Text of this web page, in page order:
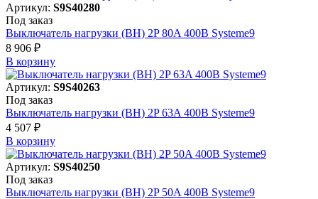
Артикул: S9S40280
Под заказ
Выключатель нагрузки (ВН) 2P 80A 400В Systeme9
8 906 ₽
В корзинy
Артикул: S9S40263
Под заказ
Выключатель нагрузки (ВН) 2P 63A 400В Systeme9
4 507 ₽
В корзинy
Артикул: S9S40250
Под заказ
Выключатель нагрузки (ВН) 2P 50A 400В Systeme9